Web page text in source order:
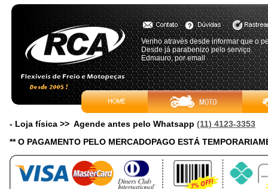
Venho através desde informar que o
Desde já parabenizo pelo serviço.
Edmauro, por email
- Loja física >> Agende antes pelo Whatsapp (11) 4123-3353
** O PAGAMENTO PELO MERCADOPAGO ESTÁ